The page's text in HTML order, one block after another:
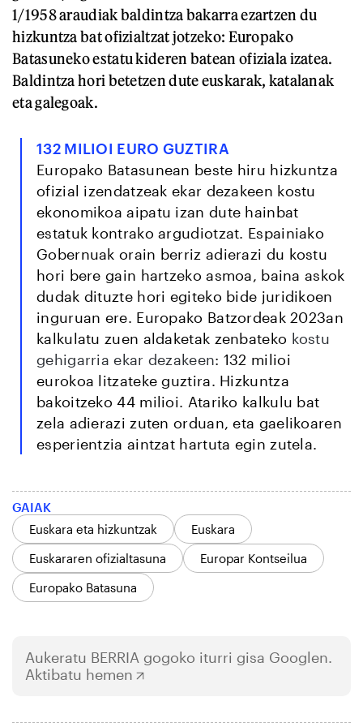
1/1958 araudiak baldintza bakarra ezartzen du
hizkuntza bat ofizialtzat jotzeko: Europako
Batasuneko estatu kideren batean ofiziala izatea.
Baldintza hori betetzen dute euskarak, katalanak
eta galegoak.
132 MILIOI EURO GUZTIRA
Europako Batasunean beste hiru hizkuntza
ofizial izendatzeak ekar dezakeen kostu
ekonomikoa aipatu izan dute hainbat
estatuk kontrako argudiotzat. Espainiako
Gobernuak orain berriz adierazi du kostu
hori bere gain hartzeko asmoa, baina askok
dudak dituzte hori egiteko bide juridikoen
inguruan ere. Europako Batzordeak 2023an
kalkulatu zuen aldaketak zenbateko kostu
gehigarria ekar dezakeen: 132 milioi
eurokoa litzateke guztira. Hizkuntza
bakoitzeko 44 milioi. Atariko kalkulu bat
zela adierazi zuten orduan, eta gaelikoaren
esperientzia aintzat hartuta egin zutela.
GAIAK
Euskara eta hizkuntzak
Euskara
Euskararen ofizialtasuna
Europar Kontseilua
Europako Batasuna
Aukeratu BERRIA gogoko iturri gisa Googlen.
Aktibatu hemen